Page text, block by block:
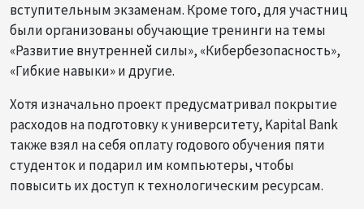
вступительным экзаменам. Кроме того, для участниц
были организованы обучающие тренинги на темы
«Развитие внутренней силы», «Кибербезопасность»,
«Гибкие навыки» и другие.
Хотя изначально проект предусматривал покрытие
расходов на подготовку к университету, Kapital Bank
также взял на себя оплату годового обучения пяти
студенток и подарил им компьютеры, чтобы
повысить их доступ к технологическим ресурсам.